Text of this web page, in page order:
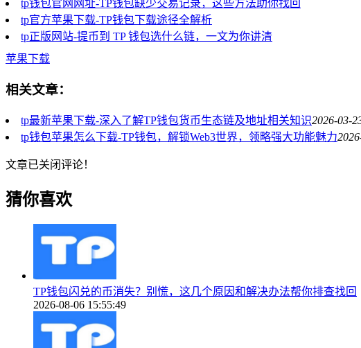
tp钱包官网网址-TP钱包缺少交易记录，这些方法助你找回
tp官方苹果下载-TP钱包下载途径全解析
tp正版网站-提币到 TP 钱包选什么链，一文为你讲清
苹果下载
相关文章：
tp最新苹果下载-深入了解TP钱包货币生态链及地址相关知识2026-03-
tp钱包苹果怎么下载-TP钱包，解锁Web3世界，领略强大功能魅力
文章已关闭评论！
猜你喜欢
TP钱包闪兑的币消失？别慌，这几个原因和解决办法帮你排查找回
2026-08-06 15:55:49